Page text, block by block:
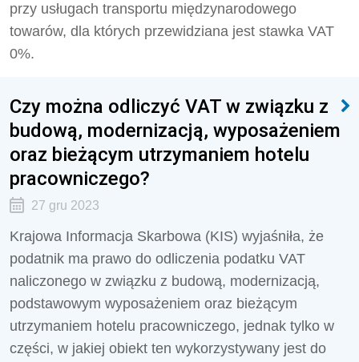
przy usługach transportu międzynarodowego
towarów, dla których przewidziana jest stawka VAT
0%.
Czy można odliczyć VAT w związku z
budową, modernizacją, wyposażeniem
oraz bieżącym utrzymaniem hotelu
pracowniczego?
27 gru 2023
Krajowa Informacja Skarbowa (KIS) wyjaśniła, że
podatnik ma prawo do odliczenia podatku VAT
naliczonego w związku z budową, modernizacją,
podstawowym wyposażeniem oraz bieżącym
utrzymaniem hotelu pracowniczego, jednak tylko w
części, w jakiej obiekt ten wykorzystywany jest do